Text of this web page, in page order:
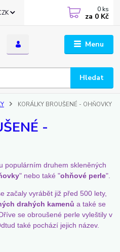
Menu
Hledat
0 ks
za 0 Kč
KORÁLKY BROUŠENÉ - OHŇOVKY
-
populárním druhem skleněných
" nebo také "ohňové perle".
začaly vyrábět již před 500 lety,
drahých kamenů a také se
se obroušené perle vyleštily v
také pochází jejich název.